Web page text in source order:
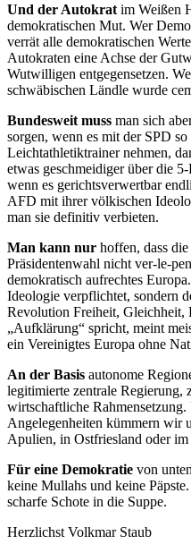
Und der Autokrat im Weißen
demokratischen Mut. Wer
verrät alle demokratischen
Autokraten eine Achse der
Wutwilligen entgegensetzen.
schwäbischen Ländle wurde
Bundesweit muss man sich
sorgen, wenn es mit der SPD
Leichtathletiktrainer nehmen,
etwas geschmeidiger über die
wenn es gerichtsverwertbar
AFD mit ihrer völkischen
man sie definitiv verbieten.
Man kann nur hoffen, dass
Präsidentenwahl nicht ver-le-
demokratisch aufrechtes
Ideologie verpflichtet, sondern
Revolution Freiheit, Gleichheit,
„Aufklärung“ spricht, meint
ein Vereinigtes Europa ohne
An der Basis autonome
legitimierte zentrale
wirtschaftliche Rahmensetzung.
Angelegenheiten kümmern wir
Apulien, in Ostfriesland oder
Für eine Demokratie von
keine Mullahs und keine
scharfe Schote in die Suppe.
Herzlichst Volkmar Staub